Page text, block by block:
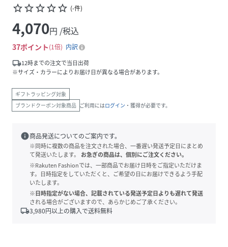
star_borderstar_borderstar_borderstar_borderstar_border (-件)
4,070円 /税込
37ポイント 1倍
内訳
local_shipping12時までの注文で当日出荷
※サイズ・カラーによりお届け日が異なる場合があります。
ギフトラッピング対象
ブランドクーポン対象商品 ご利用にはログイン ・獲得が必要です。
info商品発送についてのご案内です。
※同時に複数の商品を注文された場合、一番遅い発送予定日にまとめ
て発送いたします。
お急ぎの商品は、個別にご注文ください。
※Rakuten Fashionでは、一部商品でお届け日時をご指定いただけま
す。日時指定をしていただくと、ご希望の日にお届けできるよう手配
いたします。
※日時指定がない場合、記載されている発送予定日よりも遅れて発送
される場合がございますので、あらかじめご了承ください。
local_shipping3,980円以上の購入で送料無料